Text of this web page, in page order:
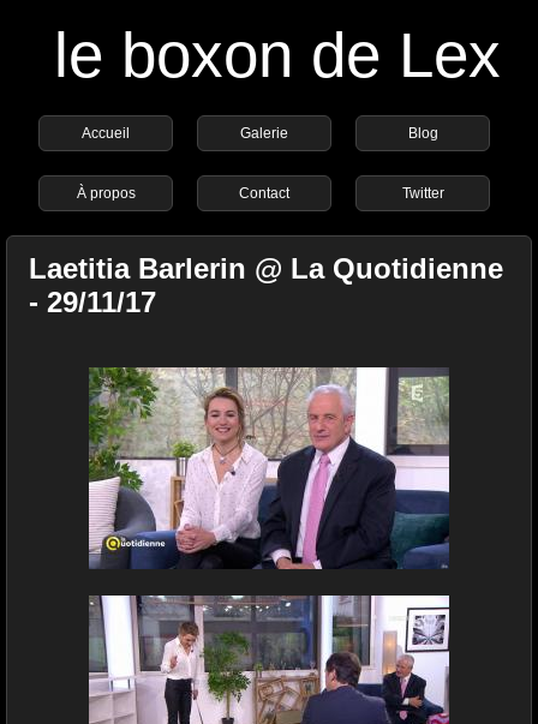
le boxon de Lex
Accueil Galerie Blog
À propos Contact Twitter
Laetitia Barlerin @ La Quotidienne
- 29/11/17